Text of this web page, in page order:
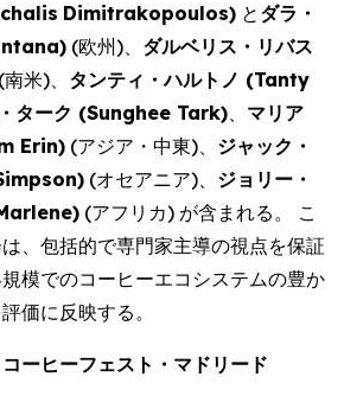
Dimitrakopoulos) と ダラ・
) (欧州)、 ダルベリス・リバス
(南米)、 タンティ・ハルトノ (Tanty
ターク (Sunghee Tark)、 マリア
Erin) (アジア・中東)、 ジャック・
) (オセアニア)、 ジョリー・
) (アフリカ) が含まれる。 こ
、包括的で専門家主導の視点を保証
模でのコーヒーエコシステムの豊か
価に反映する。
ーヒーフェスト・マドリード